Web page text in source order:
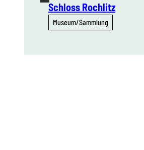
Schloss Rochlitz
Museum/Sammlung